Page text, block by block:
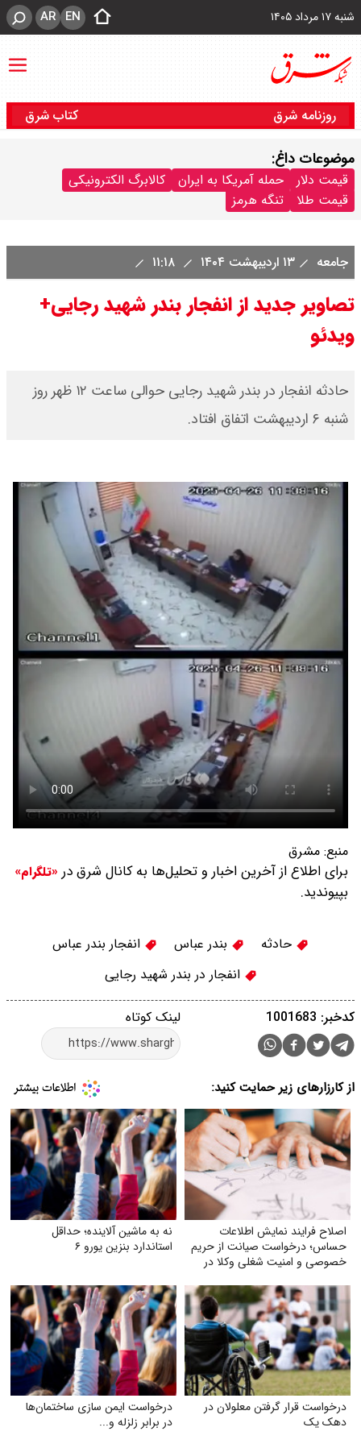
شنبه ۱۷ مرداد ۱۴۰۵ EN
AR
روزنامه شرق کتاب شرق
موضوعات داغ:
قیمت دلار حمله آمریکا به ایران
کالابرگ الکترونیکی
قیمت طلا
تنگه هرمز
جامعه ۱۳ اردیبهشت ۱۴۰۴
تصاویر جدید از انفجار بندر شهید رجایی+
ویدئو
حادثه انفجار در بندر شهید رجایی حوالی ساعت ۱۲ ظهر روز
شنبه ۶ اردیبهشت اتفاق افتاد.
منبع: مشرق
برای اطلاع از آخرین اخبار و تحلیل‌ها به کانال شرق در «تلگرام»
بپیوندید.
حادثه بندر عباس
انفجار بندر عباس
انفجار در بندر شهید رجایی
لینک کوتاه کدخبر: 1001683
از کارزارهای زیر حمایت کنید:
اصلاح فرایند نمایش اطلاعات
حساس؛ درخواست صیانت از حریم
خصوصی و امنیت شغلی وکلا در
نه به ماشین آلاینده؛ حداقل
استاندارد بنزین یورو ۶
درخواست قرار گرفتن معلولان در
دهک یک
درخواست ایمن‌ سازی ساختمان‌ها
در برابر زلزله و...